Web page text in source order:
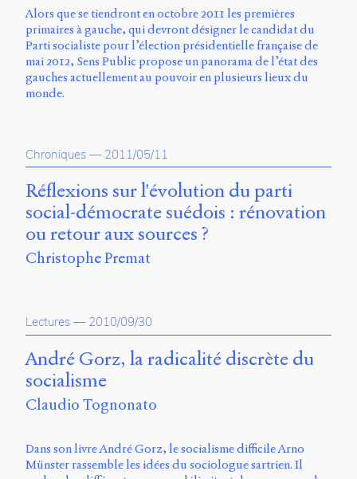
Alors que se tiendront en octobre 2011 les premières
primaires à gauche, qui devront désigner le candidat du
Parti socialiste pour l’élection présidentielle française de
mai 2012, Sens Public propose un panorama de l’état des
gauches actuellement au pouvoir en plusieurs lieux du
monde.
Chroniques — 2011/05/11
Réflexions sur l'évolution du parti
social-démocrate suédois : rénovation
ou retour aux sources ?
Christophe Premat
Lectures — 2010/09/30
André Gorz, la radicalité discrète du
socialisme
Claudio Tognonato
Dans son livre André Gorz, le socialisme difficile Arno
Münster rassemble les idées du sociologue sartrien. Il